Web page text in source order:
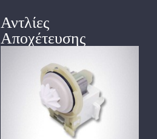
Αντλίες
Αποχέτευσης